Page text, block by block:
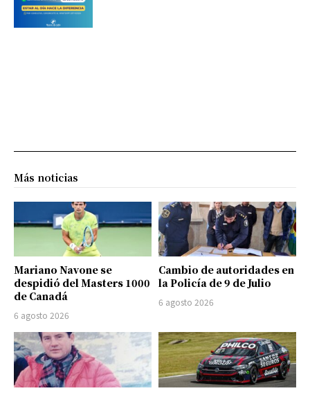
Más noticias
Mariano Navone se
despidió del Masters 1000
de Canadá
6 agosto 2026
Cambio de autoridades en
la Policía de 9 de Julio
6 agosto 2026